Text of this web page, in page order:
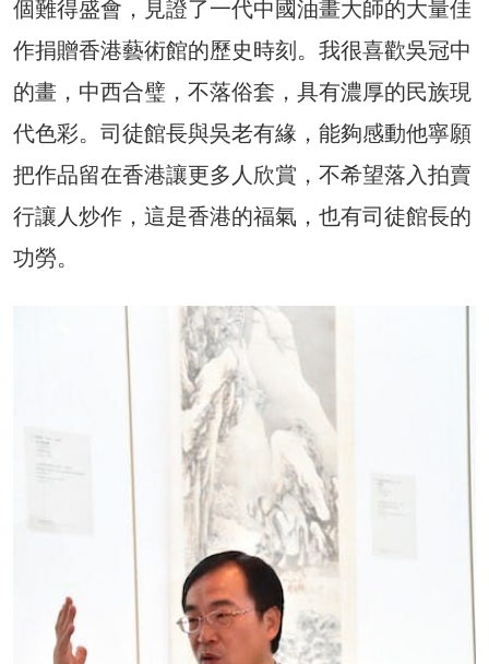
個難得盛會，見證了一代中國油畫大師的大量佳
作捐贈香港藝術館的歷史時刻。我很喜歡吳冠中
的畫，中西合璧，不落俗套，具有濃厚的民族現
代色彩。司徒館長與吳老有緣，能夠感動他寧願
把作品留在香港讓更多人欣賞，不希望落入拍賣
行讓人炒作，這是香港的福氣，也有司徒館長的
功勞。